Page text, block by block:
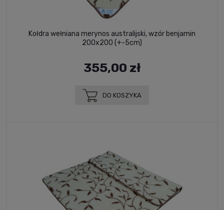
Kołdra wełniana merynos australijski, wzór benjamin
200x200 (+-5cm)
355,00 zł
DO KOSZYKA